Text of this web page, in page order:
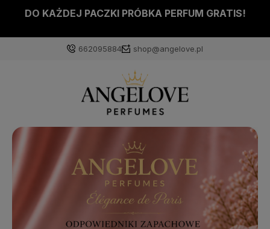
DO KAŻDEJ PACZKI PRÓBKA PERFUM GRATIS!
662095884 shop@angelove.pl